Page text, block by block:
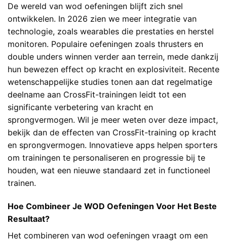
De wereld van wod oefeningen blijft zich snel
ontwikkelen. In 2026 zien we meer integratie van
technologie, zoals wearables die prestaties en herstel
monitoren. Populaire oefeningen zoals thrusters en
double unders winnen verder aan terrein, mede dankzij
hun bewezen effect op kracht en explosiviteit. Recente
wetenschappelijke studies tonen aan dat regelmatige
deelname aan CrossFit-trainingen leidt tot een
significante verbetering van kracht en
sprongvermogen. Wil je meer weten over deze impact,
bekijk dan de effecten van CrossFit-training op kracht
en sprongvermogen. Innovatieve apps helpen sporters
om trainingen te personaliseren en progressie bij te
houden, wat een nieuwe standaard zet in functioneel
trainen.
Hoe Combineer Je WOD Oefeningen Voor Het Beste
Resultaat?
Het combineren van wod oefeningen vraagt om een